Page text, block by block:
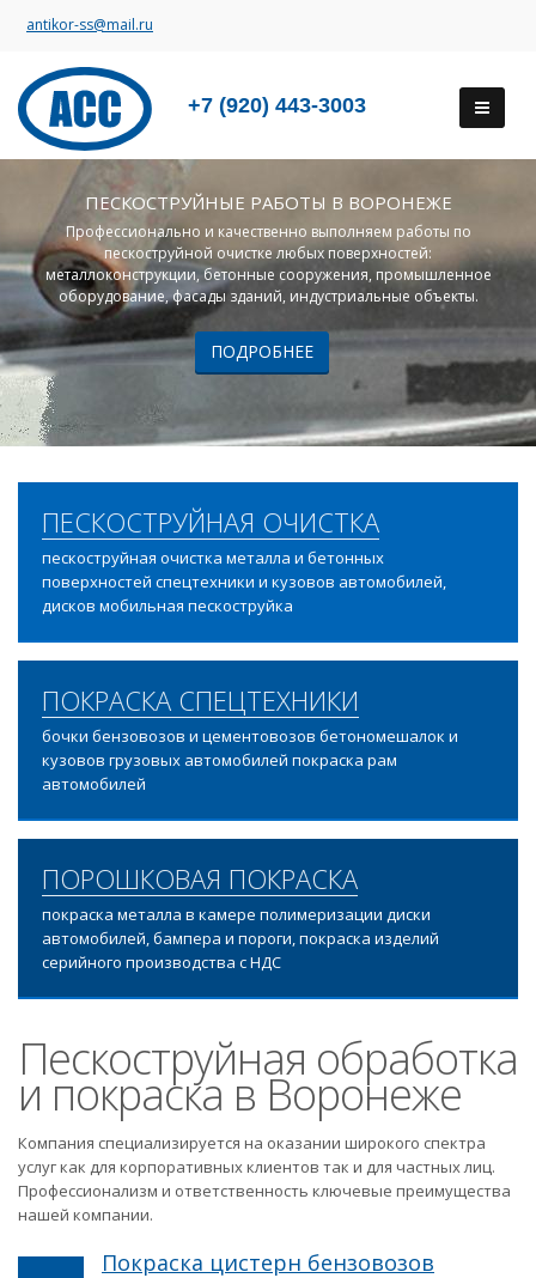
antikor-ss@mail.ru
+7 (920) 443-3003
ПЕСКОСТРУЙНЫЕ РАБОТЫ В ВОРОНЕЖЕ
Профессионально и качественно выполняем работы по
пескоструйной очистке любых поверхностей:
металлоконструкции, бетонные сооружения, промышленное
оборудование, фасады зданий, индустриальные объекты.
ПОДРОБНЕЕ
ПЕСКОСТРУЙНАЯ ОЧИСТКА
пескоструйная очистка металла и бетонных
поверхностей спецтехники и кузовов автомобилей,
дисков мобильная пескоструйка
ПОКРАСКА СПЕЦТЕХНИКИ
бочки бензовозов и цементовозов бетономешалок и
кузовов грузовых автомобилей покраска рам
автомобилей
ПОРОШКОВАЯ ПОКРАСКА
покраска металла в камере полимеризации диски
автомобилей, бампера и пороги, покраска изделий
серийного производства с НДС
Пескоструйная обработка
и покраска в Воронеже
Компания специализируется на оказании широкого спектра
услуг как для корпоративных клиентов так и для частных лиц.
Профессионализм и ответственность ключевые преимущества
нашей компании.
Покраска цистерн бензовозов